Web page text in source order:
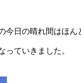
今日の晴れ間はほ
っていきました。